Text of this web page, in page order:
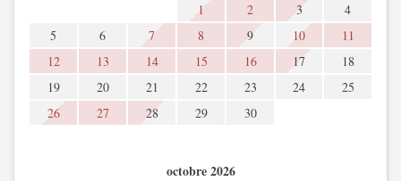
1
2 3
4
5
6 7 8 9 10
11
12
13 14 15 16 17
18
19
20 21 22 23 24
25
26
27 28 29 30
octobre 2026